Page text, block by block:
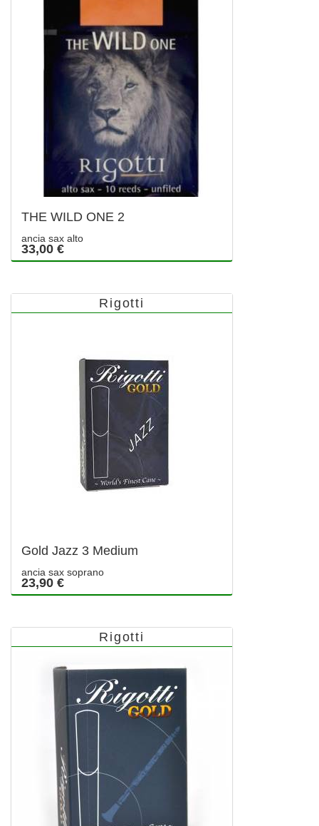
THE WILD ONE 2
ancia sax alto
33,00 €
Rigotti
Gold Jazz 3 Medium
ancia sax soprano
23,90 €
Rigotti